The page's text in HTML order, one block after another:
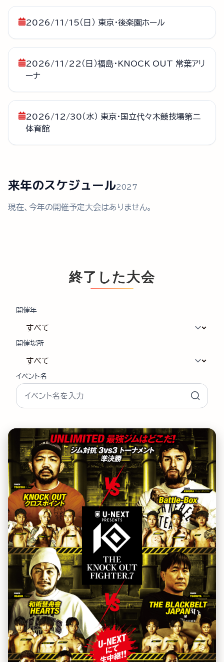
2026/11/15（日） 東京・後楽園ホール
2026/11/22（日）福島・KNOCK OUT 常葉アリ
ーナ
2026/12/30（水） 東京・国立代々木競技場第二
体育館
来年のスケジュール2027
現在、今年の開催予定大会はありません。
終了した大会
開催年
開催場所
イベント名